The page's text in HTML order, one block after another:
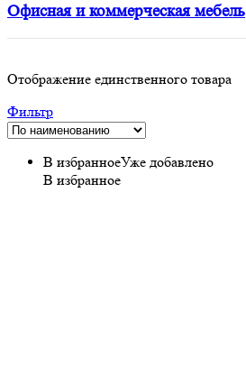
Офисная и коммерческая мебель
Отображение единственного товара
Фильтр
В избранноеУже добавлено
В избранное